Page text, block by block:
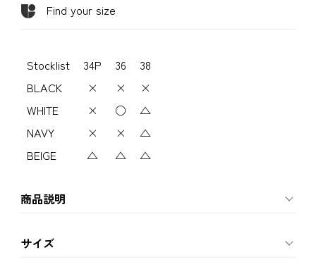
Find your size
Stocklist 34P 36
38
BLACK
× ×
×
WHITE
× ○
△
NAVY
× ×
△
BEIGE
△ △ △
商品説明
サイズ